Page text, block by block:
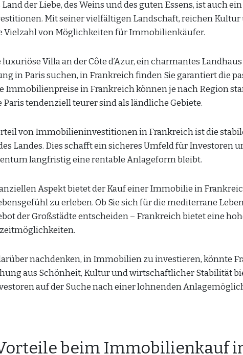
der Liebe, des Weins und des guten Essens, ist auch
Mit seiner vielfältigen Landschaft, reichen Kultur
Vielzahl von Möglichkeiten für Immobilienkäufer.
luxuriöse Villa an der Côte d’Azur, ein charmantes
in Paris suchen, in Frankreich finden Sie garantiert die
Immobilienpreise in Frankreich können je nach Region
tendenziell teurer sind als ländliche Gebiete.
von Immobilieninvestitionen in Frankreich ist die
Landes. Dies schafft ein sicheres Umfeld für Investoren
langfristig eine rentable Anlageform bleibt.
Aspekt bietet der Kauf einer Immobilie in
zu erleben. Ob Sie sich für die mediterrane
der Großstädte entscheiden – Frankreich bietet eine
nachdenken, in Immobilien zu investieren, könnte
aus Schönheit, Kultur und wirtschaftlicher Stabilität
auf der Suche nach einer lohnenden
beim Immobilienkauf